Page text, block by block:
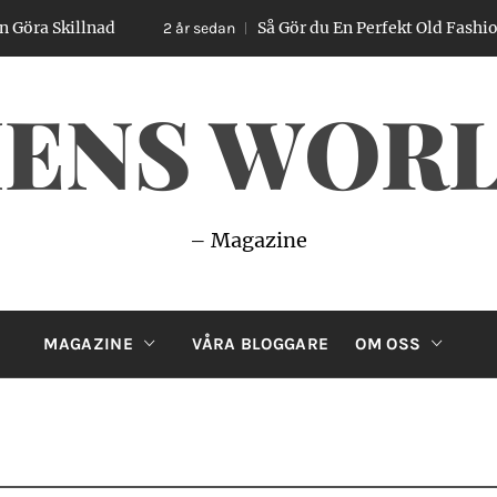
2 år sedan Så Gör du En Perfekt Old Fashioned –
– Magazine
MAGAZINE VÅRA BLOGGARE OM OSS